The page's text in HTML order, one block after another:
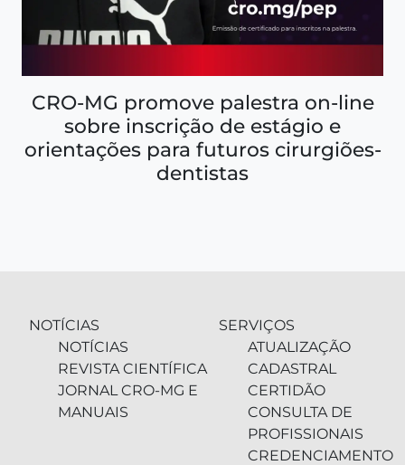
CRO-MG promove palestra on-line
sobre inscrição de estágio e
orientações para futuros cirurgiões-
dentistas
NOTÍCIAS
NOTÍCIAS
REVISTA CIENTÍFICA
JORNAL CRO-MG E
MANUAIS
SERVIÇOS
ATUALIZAÇÃO
CADASTRAL
CERTIDÃO
CONSULTA DE
PROFISSIONAIS
CREDENCIAMENTO